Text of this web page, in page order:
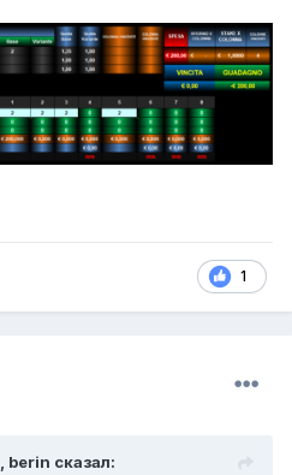
1
berin сказал: